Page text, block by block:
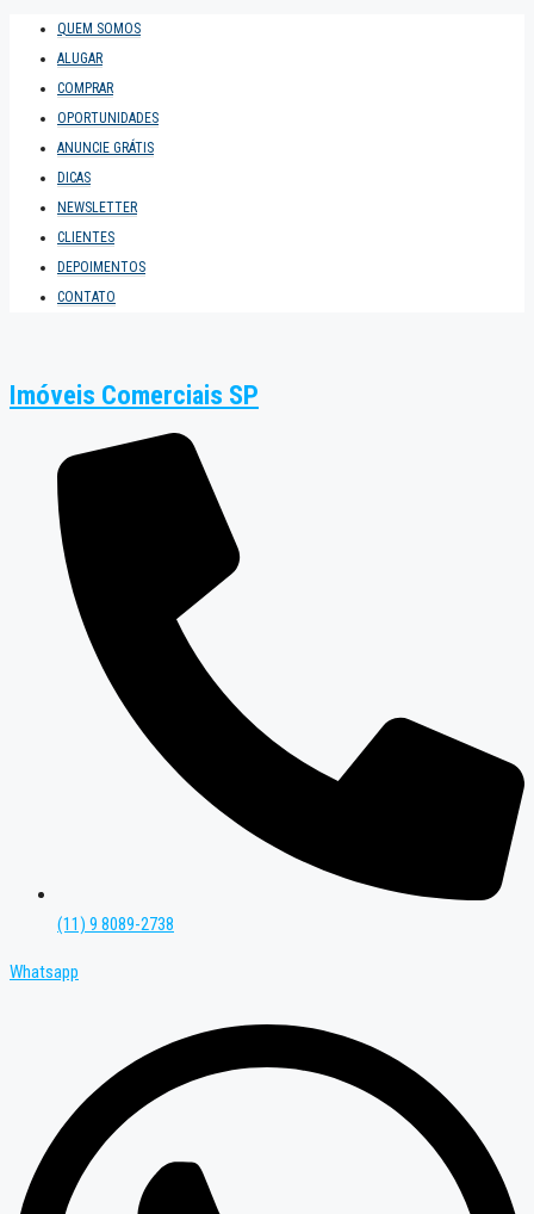
QUEM SOMOS
ALUGAR
COMPRAR
OPORTUNIDADES
ANUNCIE GRÁTIS
DICAS
NEWSLETTER
CLIENTES
DEPOIMENTOS
CONTATO
Imóveis Comerciais SP
(11) 9 8089-2738
Whatsapp